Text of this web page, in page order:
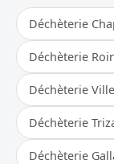
Déchèterie
Déchèterie
Déchèterie
Déchèterie
Déchèterie